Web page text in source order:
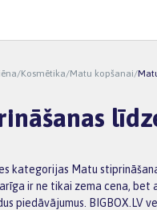
/Kosmētika/Matu kopšanai/
kategorijas Matu
ir ne tikai zema cena, bet
piedāvājumus. BIGBOX.LV